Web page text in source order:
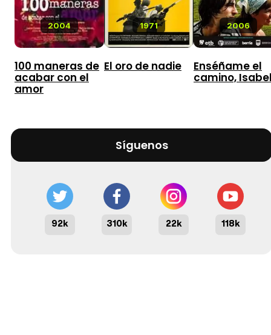
2004
100 maneras de
acabar con el
amor
1971
El oro de nadie
2006
Enséñame el
camino,
Síguenos
92k 310k 22k 118k